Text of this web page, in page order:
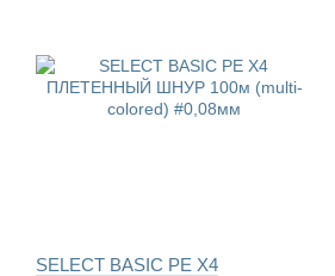
SELECT BASIC PE X4